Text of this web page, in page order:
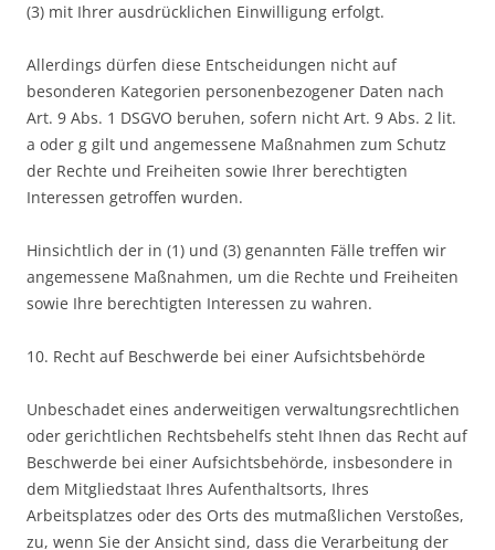
(3) mit Ihrer ausdrücklichen Einwilligung erfolgt.
Allerdings dürfen diese Entscheidungen nicht auf
besonderen Kategorien personenbezogener Daten nach
Art. 9 Abs. 1 DSGVO beruhen, sofern nicht Art. 9 Abs. 2 lit.
a oder g gilt und angemessene Maßnahmen zum Schutz
der Rechte und Freiheiten sowie Ihrer berechtigten
Interessen getroffen wurden.
Hinsichtlich der in (1) und (3) genannten Fälle treffen wir
angemessene Maßnahmen, um die Rechte und Freiheiten
sowie Ihre berechtigten Interessen zu wahren.
10. Recht auf Beschwerde bei einer Aufsichtsbehörde
Unbeschadet eines anderweitigen verwaltungsrechtlichen
oder gerichtlichen Rechtsbehelfs steht Ihnen das Recht auf
Beschwerde bei einer Aufsichtsbehörde, insbesondere in
dem Mitgliedstaat Ihres Aufenthaltsorts, Ihres
Arbeitsplatzes oder des Orts des mutmaßlichen Verstoßes,
zu, wenn Sie der Ansicht sind, dass die Verarbeitung der